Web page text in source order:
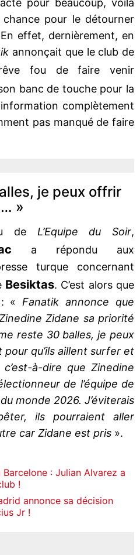
pour beaucoup, voilà
chance pour le détourner
effet, dernièrement, en
annonçait que le club de
fou de faire venir
banc de touche pour la
complètement
pas manqué de faire
je peux offrir
»
de L’Equipe du Soir,
a répondu aux
turque concernant
Besiktas. C’est alors que
: « Fanatik annonce que
Zidane sa priorité
reste 30 balles, je peux
qu’ils aillent surfer et
à-dire que Zinedine
de l’équipe de
monde 2026. J’éviterais
ils pourraient aller
car Zidane est pris ».
: Julian Alvarez a
!
annonce sa décision
Jr !